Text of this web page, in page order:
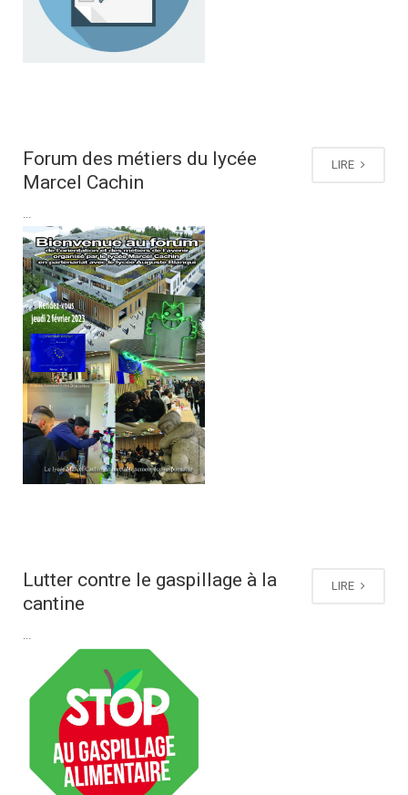
LIRE
Forum des métiers du lycée
Marcel Cachin
LIRE
Lutter contre le gaspillage à la
cantine